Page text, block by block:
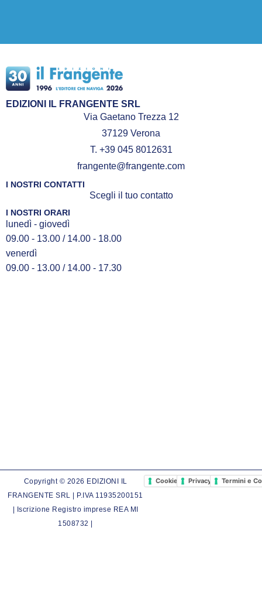
EDIZIONI IL FRANGENTE SRL
Via Gaetano Trezza 12
37129 Verona
T. +39 045 8012631
frangente@frangente.com
I NOSTRI CONTATTI
Scegli il tuo contatto
I NOSTRI ORARI
lunedì - giovedì
09.00 - 13.00 / 14.00 - 18.00
venerdì
09.00 - 13.00 / 14.00 - 17.30
Copyright © 2026 EDIZIONI IL
FRANGENTE SRL | P.IVA 11935200151
| Iscrizione Registro imprese REA MI
1508732 |
Cookie PolicyPrivacy PolicyTermini e